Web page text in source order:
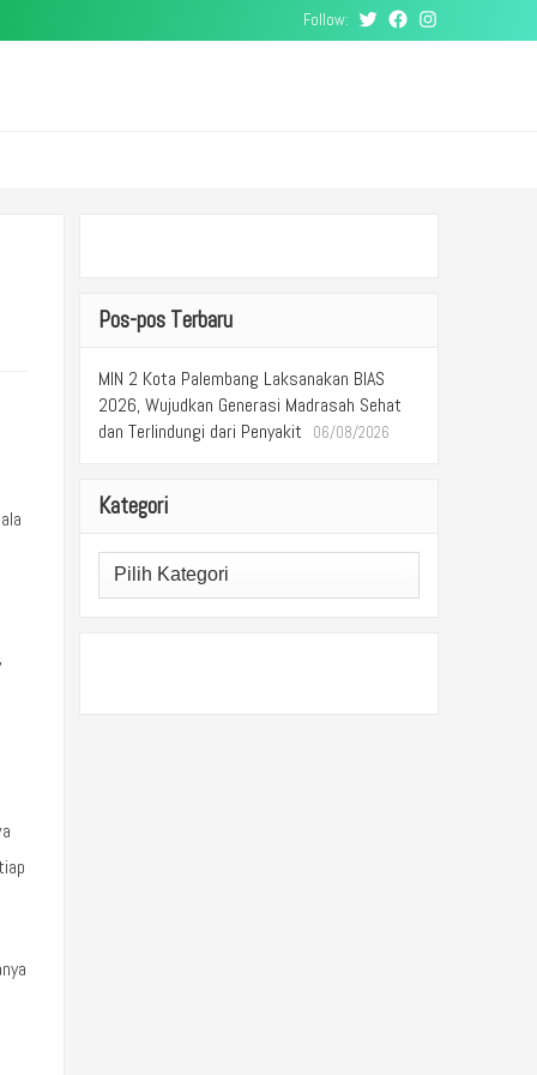
Follow: TwitterFacebookInstagram
Pos-pos Terbaru
MIN 2 Kota Palembang Laksanakan BIAS
2026, Wujudkan Generasi Madrasah Sehat
dan Terlindungi dari Penyakit
06/08/2026
Kategori
Kategori